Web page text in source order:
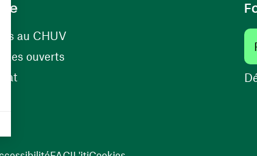
au CHUV(opens in a new window)
ouverts(opens in a new window)